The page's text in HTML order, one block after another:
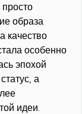
образа
качество
особенно
эпохой
а
идеи.